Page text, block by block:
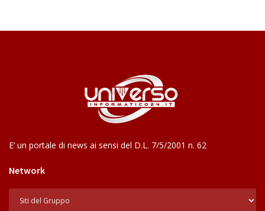
E’ un portale di news ai sensi del D.L. 7/5/2001 n. 62
Network